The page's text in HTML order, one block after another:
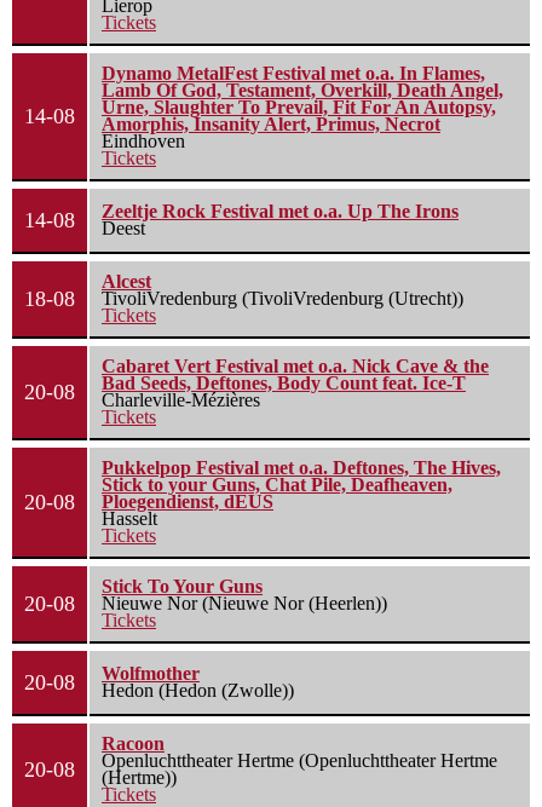
Lierop
Tickets
14-08
Dynamo MetalFest Festival met o.a. In Flames,
Lamb Of God, Testament, Overkill, Death Angel,
Urne, Slaughter To Prevail, Fit For An Autopsy,
Amorphis, Insanity Alert, Primus, Necrot
Eindhoven
Tickets
14-08
Zeeltje Rock Festival met o.a. Up The Irons
Deest
18-08
Alcest
TivoliVredenburg (TivoliVredenburg (Utrecht))
Tickets
20-08
Cabaret Vert Festival met o.a. Nick Cave & the
Bad Seeds, Deftones, Body Count feat. Ice-T
Charleville-Mézières
Tickets
20-08
Pukkelpop Festival met o.a. Deftones, The Hives,
Stick to your Guns, Chat Pile, Deafheaven,
Ploegendienst, dEUS
Hasselt
Tickets
20-08
Stick To Your Guns
Nieuwe Nor (Nieuwe Nor (Heerlen))
Tickets
20-08
Wolfmother
Hedon (Hedon (Zwolle))
20-08
Racoon
Openluchttheater Hertme (Openluchttheater Hertme
(Hertme))
Tickets